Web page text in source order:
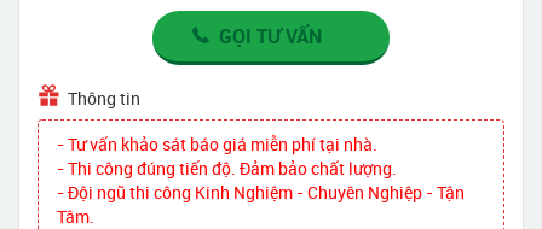
GỌI TƯ VẤN
Thông tin
- Tư vấn khảo sát báo giá miễn phí tại nhà.
- Thi công đúng tiến độ. Đảm bảo chất lượng.
- Đội ngũ thi công Kinh Nghiệm - Chuyên Nghiệp - Tận
Tâm.